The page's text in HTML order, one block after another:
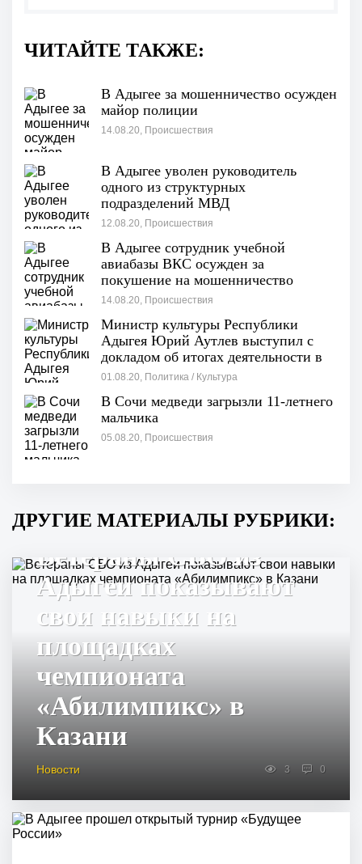
ЧИТАЙТЕ ТАКЖЕ:
В Адыгее за мошенничество осужден
майор полиции
14.08.20, Происшествия
В Адыгее уволен руководитель
одного из структурных
подразделений МВД
12.08.20, Происшествия
В Адыгее сотрудник учебной
авиабазы ВКС осужден за
покушение на мошенничество
14.08.20, Происшествия
Министр культуры Республики
Адыгея Юрий Аутлев выступил с
докладом об итогах деятельности в
сфере дополнительного образования
01.08.20, Политика / Культура
В Сочи медведи загрызли 11-летнего
мальчика
05.08.20, Происшествия
ДРУГИЕ МАТЕРИАЛЫ РУБРИКИ:
Ветераны СВО из
Адыгеи показывают
свои навыки на
площадках
чемпионата
«Абилимпикс» в
Казани
Новости 3 0